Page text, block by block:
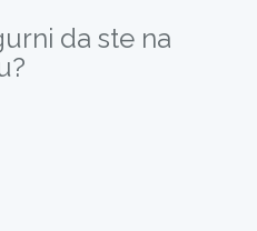
da ste na